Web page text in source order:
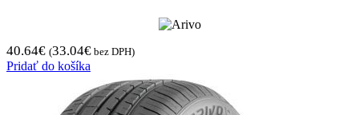
40.64€ (33.04€ bez DPH)
Pridať do košíka